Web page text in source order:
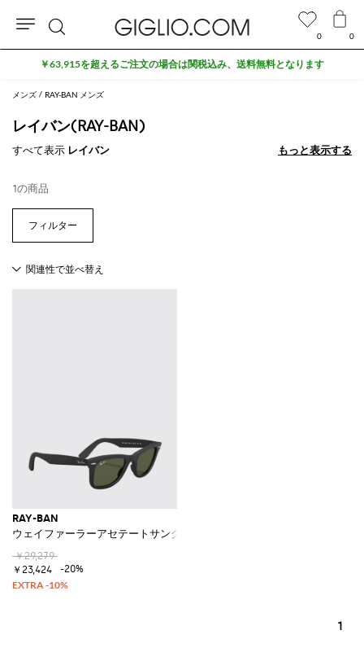
メンズ RAY-BAN メンズ
レイバン(RAY-BAN)
すべて表示 レイバン もっと表示する
もっと表示する
1の商品
RAY-BAN
ウェイファーラーアセテートサングラス
￥29,279
￥23,424
-20%
1
0 0
検
索
￥63,915を超えるご注文の場合は関税込み、送料無料となります